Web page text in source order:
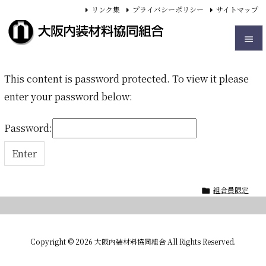

メニュ

リンク集 プライバシーポリシー サイトマップ
This content is password protected. To view it please
enter your password below:
Password:
 組合員限定
Copyright © 2026 大阪内装材料協同組合 All Rights Reserved.